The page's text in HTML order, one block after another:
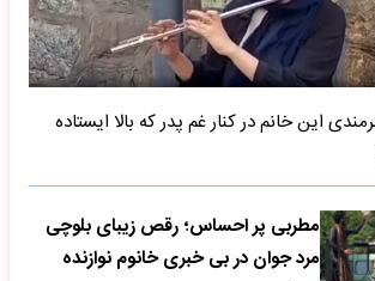
این خانم در کنار غم پدر که بالا ایستاده
مطربی پر احساس؛ رقص زیبای بلوچی
مرد جوان در بی خبری خانوم نوازنده